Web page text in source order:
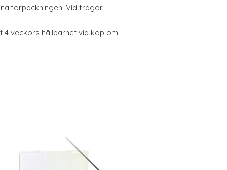
Vid frågor
4 veckors hållbarhet vid köp om